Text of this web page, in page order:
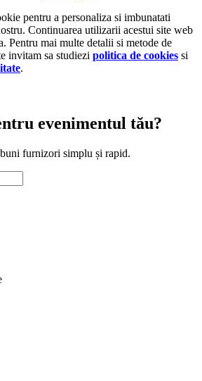
pentru a personaliza si imbunatati
Continuarea utilizarii acestui site web
Pentru mai multe detalii si metode de
invitam sa studiezi politica de cookies si
.
evenimentul tău?
furnizori simplu și rapid.